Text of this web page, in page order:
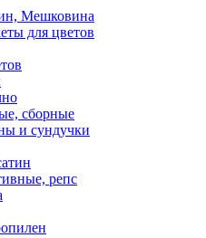
Мешковина
для цветов
сборные
и сундучки
репс